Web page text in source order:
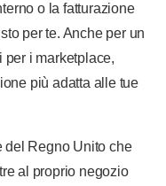
o la fatturazione
per te. Anche per un
per i marketplace,
più adatta alle tue
del Regno Unito che
al proprio negozio